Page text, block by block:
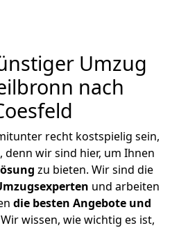
Umzug
nach
recht kostspielig sein,
denn wir sind hier, um Ihnen
zu bieten. Wir sind die
und arbeiten
die besten Angebote und
wissen, wie wichtig es ist,